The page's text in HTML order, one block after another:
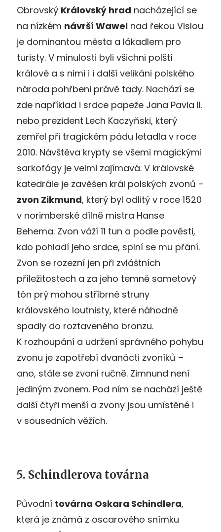
Obrovský Královský hrad nacházející se
na nízkém návrší Wawel nad řekou Vislou
je dominantou města a lákadlem pro
turisty. V minulosti byli všichni polští
králové a s nimi i i další velikáni polského
národa pohřbeni právě tady. Nachází se
zde například i srdce papeže Jana Pavla II.
nebo prezident Lech Kaczyňski, který
zemřel při tragickém pádu letadla v roce
2010. Návštěva krypty se všemi magickými
sarkofágy je velmi zajímavá. V královské
katedrále je zavěšen král polských zvonů –
zvon Zikmund, který byl odlitý v roce 1520
v norimberské dílně mistra Hanse
Behema. Zvon váží 11 tun a podle pověsti,
kdo pohladí jeho srdce, splní se mu přání.
Zvon se rozezní jen při zvláštních
příležitostech a za jeho temně sametový
tón prý mohou stříbrné struny
královského loutnisty, které náhodně
spadly do roztaveného bronzu.
K rozhoupání a udržení správného pohybu
zvonu je zapotřebí dvanácti zvoníků –
ano, stále se zvoní ručně. Zimnund není
jediným zvonem. Pod ním se nachází ještě
další čtyři menší a zvony jsou umístěné i
v sousedních věžích.
5. Schindlerova továrna
Původní továrna Oskara Schindlera,
která je známá z oscarového snímku